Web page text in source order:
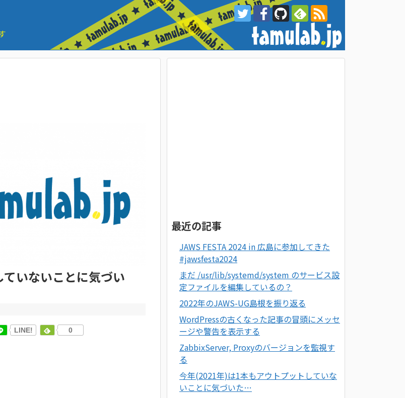
いないことに気づい
LINE! 0
最近の記事
JAWS FESTA 2024 in 広島に参加してきた
#jawsfesta2024
まだ /usr/lib/systemd/system のサービス設
定ファイルを編集しているの？
2022年のJAWS-UG島根を振り返る
WordPressの古くなった記事の冒頭にメッセ
ージや警告を表示する
ZabbixServer, Proxyのバージョンを監視す
る
今年(2021年)は1本もアウトプットしていな
いことに気づいた…